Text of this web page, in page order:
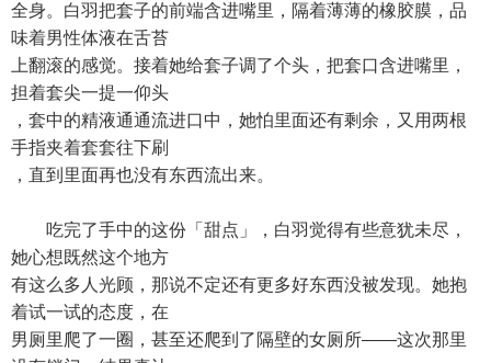
全身。白羽把套子的前端含进嘴里，隔着薄薄的橡胶膜，品
味着男性体液在舌苔
上翻滚的感觉。接着她给套子调了个头，把套口含进嘴里，
担着套尖一提一仰头
，套中的精液通通流进口中，她怕里面还有剩余，又用两根
手指夹着套套往下刷
，直到里面再也没有东西流出来。
吃完了手中的这份「甜点」，白羽觉得有些意犹未尽，
她心想既然这个地方
有这么多人光顾，那说不定还有更多好东西没被发现。她抱
着试一试的态度，在
男厕里爬了一圈，甚至还爬到了隔壁的女厕所——这次那里